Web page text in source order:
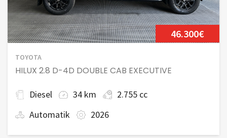
46.300€
TOYOTA
HILUX 2.8 D-4D DOUBLE CAB EXECUTIVE
Diesel 34 km
2.755 cc
Automatik
2026